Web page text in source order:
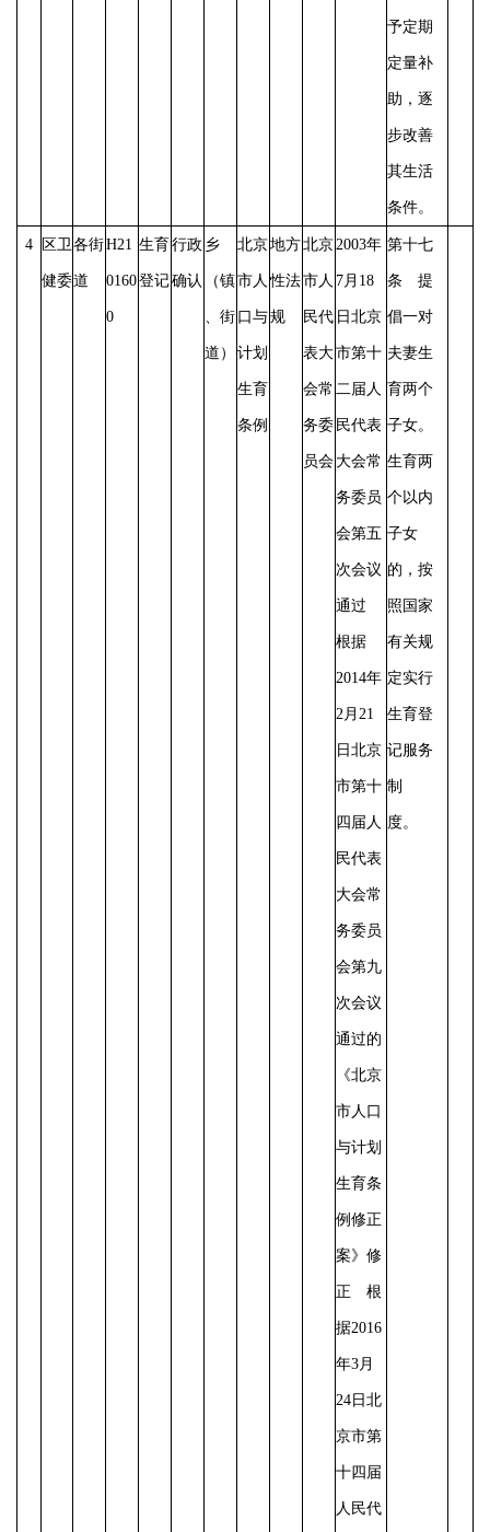
予定期
定量补
助，逐
步改善
其生活
条件。
4 区卫
健委
各街
道
H21
0160
0
生育
登记
行政
确认
乡
（镇
、街
道）
北京
市人
口与
计划
生育
条例
地方
性法
规
北京
市人
民代
表大
会常
务委
员会
2003年
7月18
日北京
市第十
二届人
民代表
大会常
务委员
会第五
次会议
通过
根据
2014年
2月21
日北京
市第十
四届人
民代表
大会常
务委员
会第九
次会议
通过的
《北京
市人口
与计划
生育条
例修正
案》修
正 根
据2016
年3月
24日北
京市第
十四届
人民代
第十七
条 提
倡一对
夫妻生
育两个
子女。
生育两
个以内
子女
的，按
照国家
有关规
定实行
生育登
记服务
制
度。